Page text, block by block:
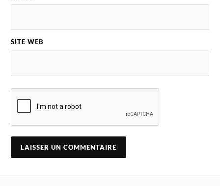
SITE WEB